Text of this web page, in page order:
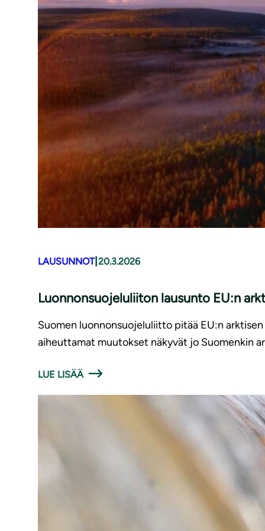
LAUSUNNOT| 20.3.2026
Luonnonsuojeluliiton lausunto EU:n
Suomen luonnonsuojeluliitto pitää EU:n
aiheuttamat muutokset näkyvät jo Suomenkin
LUE LISÄÄ